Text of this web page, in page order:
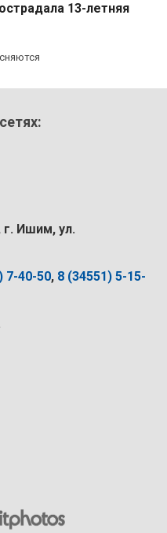
13-летняя
Ишим, ул.
7-40-50, 8 (34551) 5-15-